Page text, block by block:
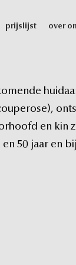
prijslijst over
en kin
en 50 jaar en bij